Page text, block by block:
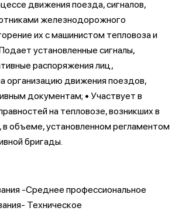
движения поезда, сигналов,
железнодорожного
их с машинистом тепловоза и
установленные сигналы,
распоряжения лиц,
организацию движения поездов,
документам; • Участвует в
на тепловозе, возникших в
в объеме, установленном регламентом
бригады.
-Среднее профессиональное
Техническое